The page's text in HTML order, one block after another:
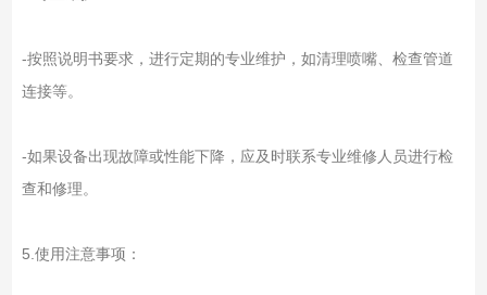
-按照说明书要求，进行定期的专业维护，如清理喷嘴、检查管道
连接等。
-如果设备出现故障或性能下降，应及时联系专业维修人员进行检
查和修理。
5.使用注意事项：